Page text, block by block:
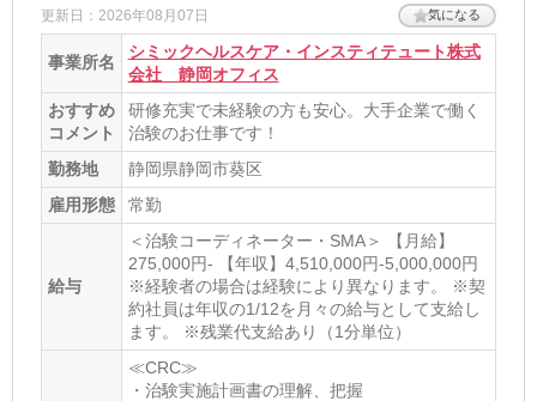
更新日：2026年08月07日 気になる
事業所名
シミックヘルスケア・インスティテュート株式
会社 静岡オフィス
おすすめ
コメント
研修充実で未経験の方も安心。大手企業で働く
治験のお仕事です！
勤務地
静岡県静岡市葵区
雇用形態
常勤
給与
＜治験コーディネーター・SMA＞ 【月給】
275,000円- 【年収】4,510,000円-5,000,000円
※経験者の場合は経験により異なります。 ※契
約社員は年収の1/12を月々の給与として支給し
ます。 ※残業代支給あり（1分単位）
≪CRC≫
・治験実施計画書の理解、把握